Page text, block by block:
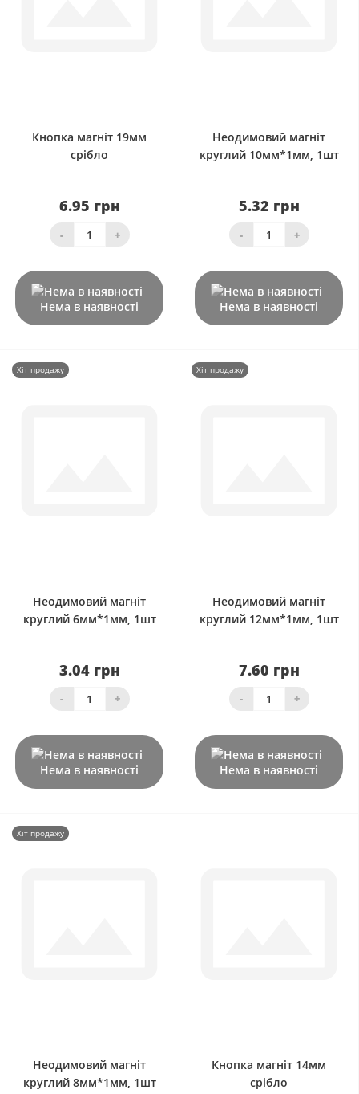
Кнопка магніт 19мм
срібло
6.95 грн
- +
Нема в наявності
Неодимовий магніт
круглий 10мм*1мм, 1шт
5.32 грн
- +
Нема в наявності
Хіт продажу
Неодимовий магніт
круглий 6мм*1мм, 1шт
3.04 грн
- +
Нема в наявності
Хіт продажу
Неодимовий магніт
круглий 12мм*1мм, 1шт
7.60 грн
- +
Нема в наявності
Хіт продажу
Неодимовий магніт
круглий 8мм*1мм, 1шт
Кнопка магніт 14мм
срібло